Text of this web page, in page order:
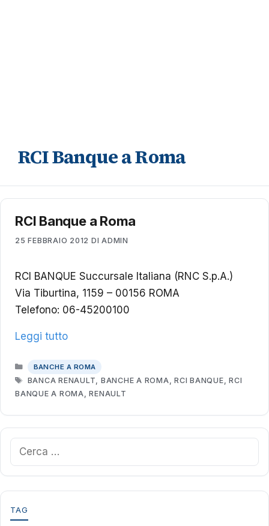
RCI Banque a Roma
RCI Banque a Roma
25 FEBBRAIO 2012 DI ADMIN
RCI BANQUE Succursale Italiana (RNC S.p.A.)
Via Tiburtina, 1159 – 00156 ROMA
Telefono: 06-45200100
Leggi tutto
CATEGORIE
BANCHE A ROMA
TAG
BANCA RENAULT, BANCHE A ROMA, RCI BANQUE, RCI
BANQUE A ROMA,RENAULT
Ricerca
per:
TAG